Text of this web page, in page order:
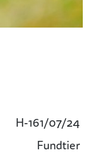
H-161/07/24
Fundtier